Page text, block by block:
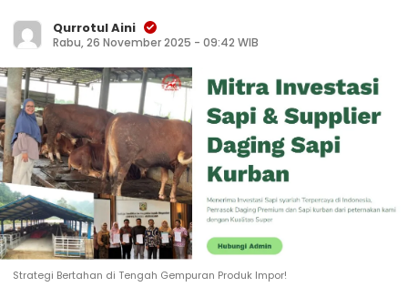
Qurrotul Aini
Rabu, 26 November 2025 - 09:42 WIB
Strategi Bertahan di Tengah Gempuran Produk Impor!